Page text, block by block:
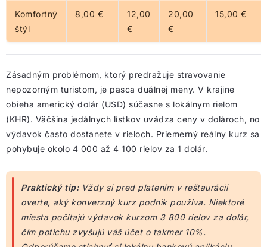
Komfortný
štýl
8,00 €
12,00
€
20,00
€
15,00 €
Zásadným problémom, ktorý predražuje stravovanie
nepozorným turistom, je pasca duálnej meny. V krajine
obieha americký dolár (USD) súčasne s lokálnym rielom
(KHR). Väčšina jedálnych lístkov uvádza ceny v dolároch, no
výdavok často dostanete v rieloch. Priemerný reálny kurz sa
pohybuje okolo 4 000 až 4 100 rielov za 1 dolár.
Praktický tip:Vždy si pred platením v reštaurácii
overte, aký konverzný kurz podnik používa. Niektoré
miesta počítajú výdavok kurzom 3 800 rielov za dolár,
čím potichu zvyšujú váš účet o takmer 10%.